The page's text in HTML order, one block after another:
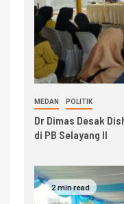
MEDAN POLITIK
Dr Dimas Desak
di PB Selayang II
2 min read